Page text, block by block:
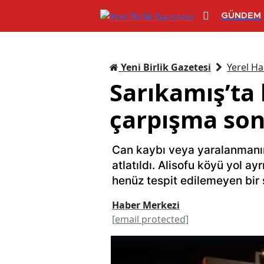
GÜNDEM
Yeni Birlik Gazetesi Yerel
çarpışma
Can kaybı veya
atlatıldı. Alisofu köyü yol
henüz tespit edilemeyen bir
Haber Merkezi
[email protected]